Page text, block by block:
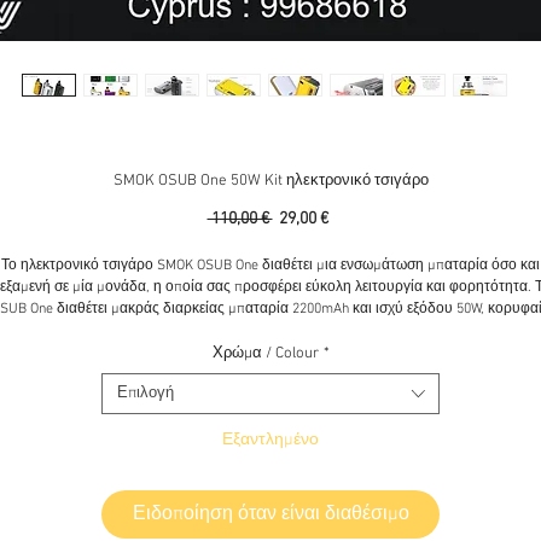
SMOK OSUB One 50W Kit ηλεκτρονικό τσιγάρο
110,00 € Κανονική
29,00 €Τιμή
Το ηλεκτρονικό τσιγάρο SMOK OSUB One διαθέτει μια ενσωμάτωση μπαταρία όσο και
σε μία μονάδα, η οποία σας προσφέρει εύκολη λειτουργία και φορητότητα.
One διαθέτει μακράς διαρκείας μπαταρία 2200mAh και ισχύ εξόδου 50W,
εύκολη στην αναπλήρωση, καθώς και αναβαθμισμένο firmware.
Μέγεθος: 96,5 x 26 x 55 χιλιοστά
Χωρητικότητα μπαταρίας: 2200mAh
Εύρος ισχύος: 1 - 50W
Εύρος τάσης: 0,8 - 9V
Χρώμα / Colour *
Επιλογή
Εξαντλημένο
Ειδοποίηση όταν είναι διαθέσιμο